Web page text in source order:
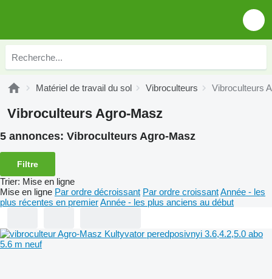
Matériel de travail du sol Vibroculteurs Vibroculteurs
Vibroculteurs Agro-Masz
5 annonces: Vibroculteurs Agro-Masz
Filtre
Trier: Mise en ligne
Mise en ligne Par ordre décroissant Par ordre croissantAnnée - les
plus récentes en premierAnnée - les plus anciens au début